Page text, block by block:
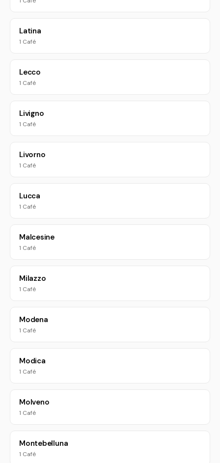
Latina
1 Café
Lecco
1 Café
Livigno
1 Café
Livorno
1 Café
Lucca
1 Café
Malcesine
1 Café
Milazzo
1 Café
Modena
1 Café
Modica
1 Café
Molveno
1 Café
Montebelluna
1 Café